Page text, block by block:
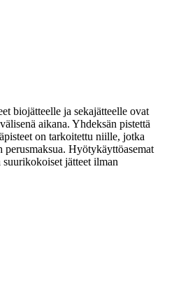
biojätteelle ja sekajätteelle ovat
aikana. Yhdeksän pistettä
on tarkoitettu niille, jotka
perusmaksua. Hyötykäyttöasemat
suurikokoiset jätteet ilman